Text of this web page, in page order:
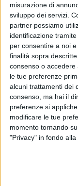
misurazione di
sviluppo dei servizi.
partner possiamo
identificazione
per consentire a noi
finalità sopra
consenso o
le tue preferenze
alcuni trattamenti dei
consenso, ma hai il
preferenze si
modificare le tue
momento tornando
"Privacy" in fondo alla
milioni di
Torino
ITALIA 3 MARZO